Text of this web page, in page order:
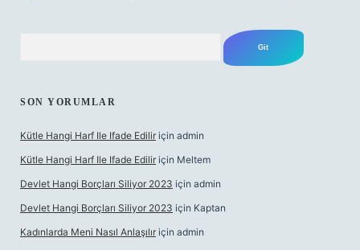
SON YORUMLAR
Kütle Hangi Harf Ile Ifade Edilir için admin
Kütle Hangi Harf Ile Ifade Edilir için Meltem
Devlet Hangi Borçları Siliyor 2023 için admin
Devlet Hangi Borçları Siliyor 2023 için Kaptan
Kadınlarda Meni Nasıl Anlaşılır için admin